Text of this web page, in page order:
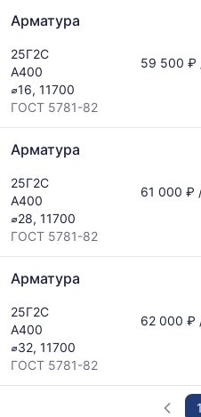
Арматура
25Г2С
А400
⌀16, 11700
ГОСТ 5781-82
59 500 ₽
Арматура
25Г2С
А400
⌀28, 11700
ГОСТ 5781-82
61 000 ₽
Арматура
25Г2С
А400
⌀32, 11700
ГОСТ 5781-82
62 000 ₽
1